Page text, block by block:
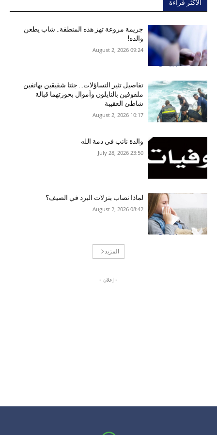
الأكثر قراءة
جريمة مروعة تهز هذه المنطقة.. شاب يطعن
والده!
09:24 2026 ,August 2
تفاصيل تثير التساؤلات… جثتا شقيقين بهاتفين
ملفوفين بالنايلون وأموال بحوزتهما قبالة
شاطئ العقيبة
10:17 2026 ,August 2
والدة نائب في ذمة الله
23:50 2026 ,July 28
لماذا نصاب بنزلات البرد في الصيف؟
08:42 2026 ,August 2
المزيد
- إعلان -